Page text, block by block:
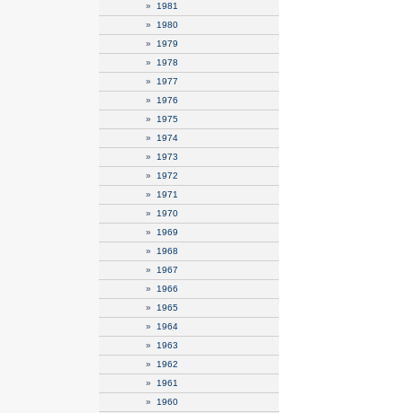
» 1981
» 1980
» 1979
» 1978
» 1977
» 1976
» 1975
» 1974
» 1973
» 1972
» 1971
» 1970
» 1969
» 1968
» 1967
» 1966
» 1965
» 1964
» 1963
» 1962
» 1961
» 1960